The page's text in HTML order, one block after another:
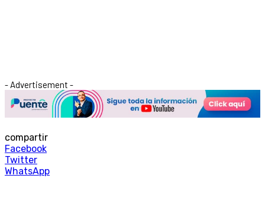
- Advertisement -
compartir
Facebook
Twitter
WhatsApp